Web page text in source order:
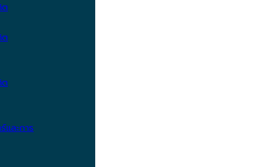
ต
ต
ต
ละการ